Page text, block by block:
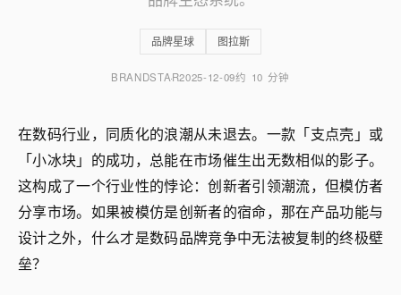
品牌星球 图拉斯
BRANDSTAR2025-12-09约 10 分钟
在数码行业，同质化的浪潮从未退去。一款「支点壳」或
「小冰块」的成功，总能在市场催生出无数相似的影子。
这构成了一个行业性的悖论：创新者引领潮流，但模仿者
分享市场。如果被模仿是创新者的宿命，那在产品功能与
设计之外，什么才是数码品牌竞争中无法被复制的终极壁
垒？